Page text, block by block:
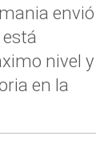
envió
nivel y
en la